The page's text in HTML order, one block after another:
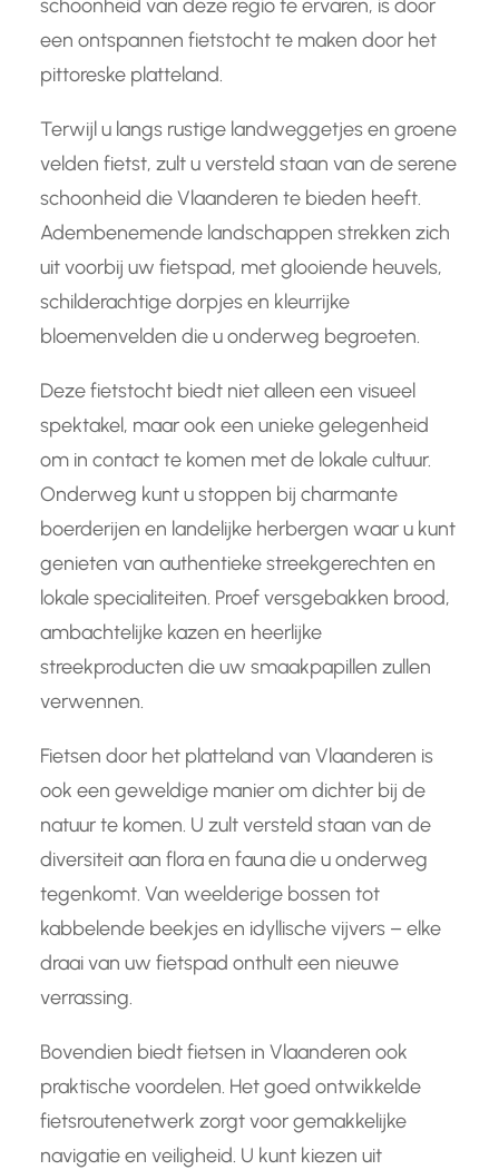
schoonheid van deze regio te ervaren, is door
een ontspannen fietstocht te maken door het
pittoreske platteland.
Terwijl u langs rustige landweggetjes en groene
velden fietst, zult u versteld staan van de serene
schoonheid die Vlaanderen te bieden heeft.
Adembenemende landschappen strekken zich
uit voorbij uw fietspad, met glooiende heuvels,
schilderachtige dorpjes en kleurrijke
bloemenvelden die u onderweg begroeten.
Deze fietstocht biedt niet alleen een visueel
spektakel, maar ook een unieke gelegenheid
om in contact te komen met de lokale cultuur.
Onderweg kunt u stoppen bij charmante
boerderijen en landelijke herbergen waar u kunt
genieten van authentieke streekgerechten en
lokale specialiteiten. Proef versgebakken brood,
ambachtelijke kazen en heerlijke
streekproducten die uw smaakpapillen zullen
verwennen.
Fietsen door het platteland van Vlaanderen is
ook een geweldige manier om dichter bij de
natuur te komen. U zult versteld staan van de
diversiteit aan flora en fauna die u onderweg
tegenkomt. Van weelderige bossen tot
kabbelende beekjes en idyllische vijvers – elke
draai van uw fietspad onthult een nieuwe
verrassing.
Bovendien biedt fietsen in Vlaanderen ook
praktische voordelen. Het goed ontwikkelde
fietsroutenetwerk zorgt voor gemakkelijke
navigatie en veiligheid. U kunt kiezen uit